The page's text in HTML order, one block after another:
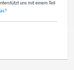
uns mit einem Teil